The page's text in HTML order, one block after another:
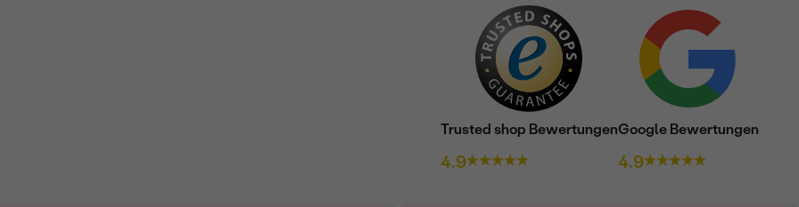
Trusted shop Bewertungen
4.9
Google Bewertungen
4.9